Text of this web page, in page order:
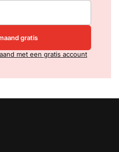
gratis
met een gratis account